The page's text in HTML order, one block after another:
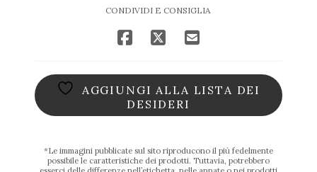
CONDIVIDI E CONSIGLIA
AGGIUNGI ALLA LISTA DEI
DESIDERI
*Le immagini pubblicate sul sito riproducono il più fedelmente
possibile le caratteristiche dei prodotti. Tuttavia, potrebbero